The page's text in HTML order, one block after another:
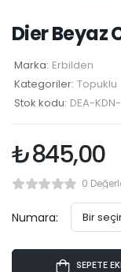
Dier Beyaz
Marka: Erbilden
Kategoriler: Topuklu
Stok kodu: DEA-
₺845,00
0
Numara:
SEPETE